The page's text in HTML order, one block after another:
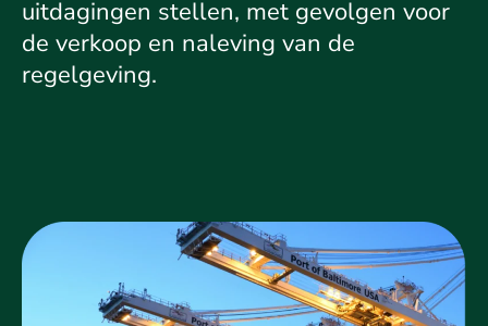
uitdagingen stellen, met gevolgen voor
de verkoop en naleving van de
regelgeving.